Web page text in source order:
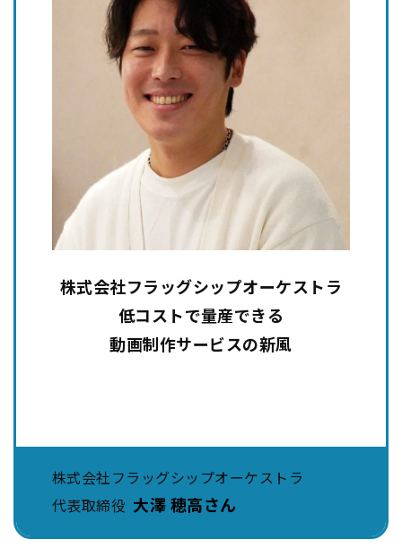
株式会社フラッグシップオーケストラ
低コストで量産できる
動画制作サービスの新風
株式会社フラッグシップオーケストラ
代表取締役 大澤 穂高さん